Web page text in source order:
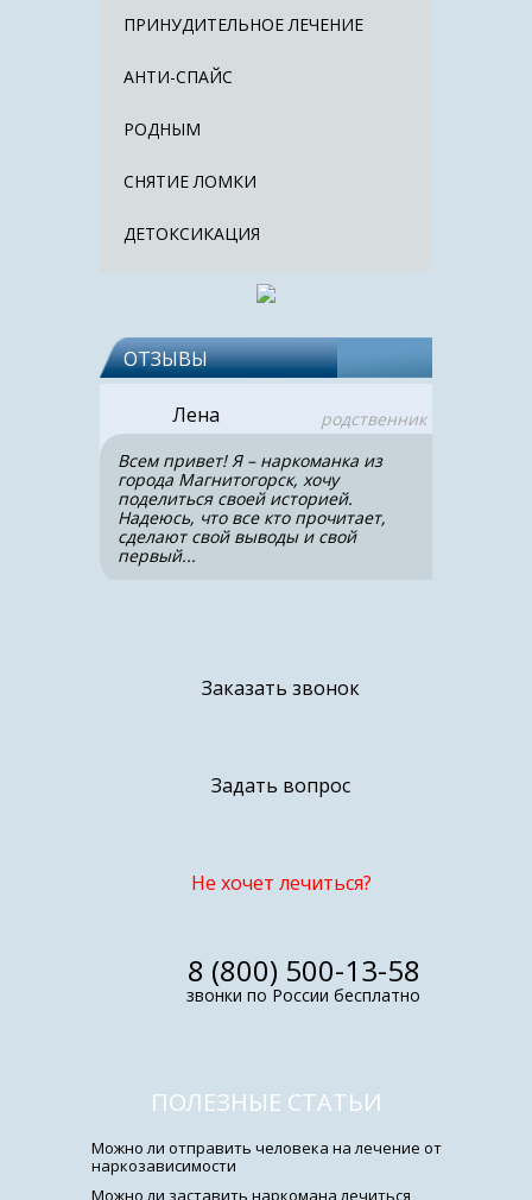
ПРИНУДИТЕЛЬНОЕ ЛЕЧЕНИЕ
АНТИ-СПАЙС
РОДНЫМ
СНЯТИЕ ЛОМКИ
ДЕТОКСИКАЦИЯ
ОТЗЫВЫ
Лена
родственник
Всем привет! Я – наркоманка из
города Магнитогорск, хочу
поделиться своей историей.
Надеюсь, что все кто прочитает,
сделают свой выводы и свой
первый...
Заказать звонок
Задать вопрос
Не хочет лечиться?
8 (800) 500-13-58
звонки по России бесплатно
ПОЛЕЗНЫЕ СТАТЬИ
Можно ли отправить человека на лечение от
наркозависимости
Можно ли заставить наркомана лечиться